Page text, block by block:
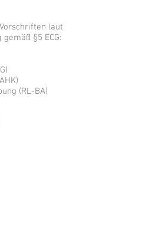
laut
§5 ECG:
(RL-BA)